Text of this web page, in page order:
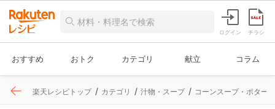
ログイン チラシ
おすすめ おトク カテゴリ 献立 コラム
楽天レシピトップ カテゴリ 汁物・スープ コーンスープ・ポター